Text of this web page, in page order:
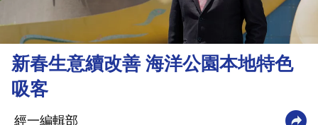
市
理
財
新春生意續改善 海洋公園本地特色
吸客
經一編輯部